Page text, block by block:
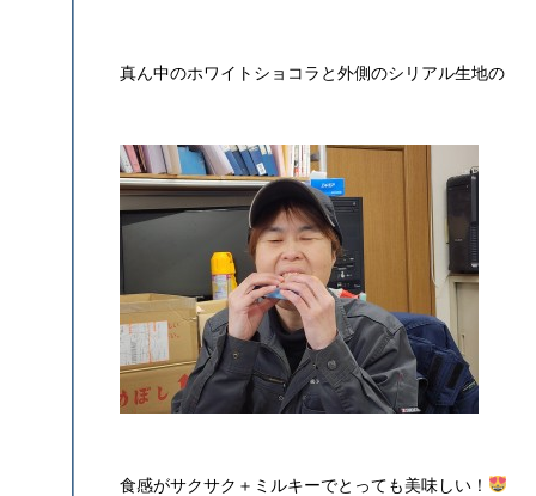
真ん中のホワイトショコラと外側のシリアル生地の
食感がサクサク＋ミルキーでとっても美味しい！